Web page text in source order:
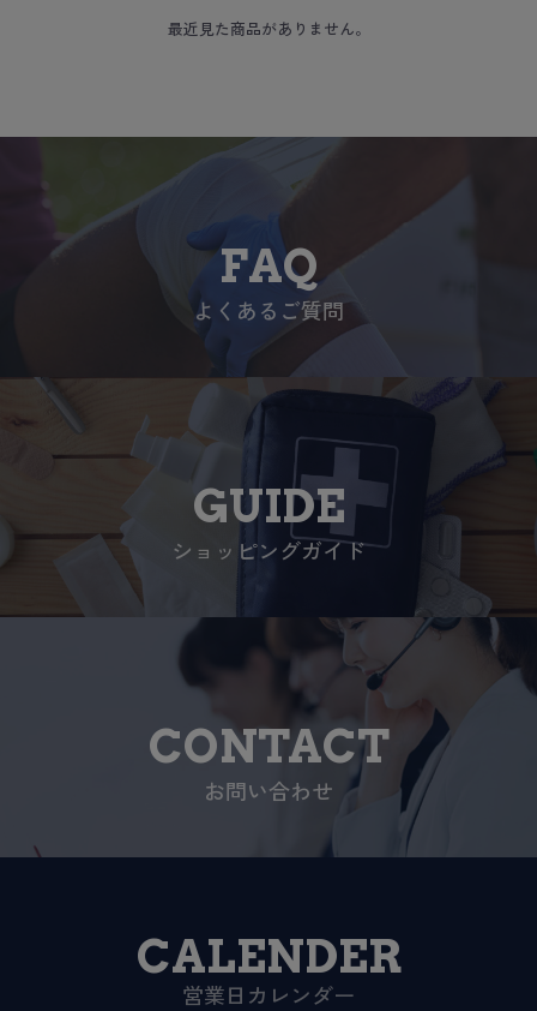
最近見た商品がありません。
FAQ
よくあるご質問
GUIDE
ショッピングガイド
CONTACT
お問い合わせ
CALENDER
営業日カレンダー